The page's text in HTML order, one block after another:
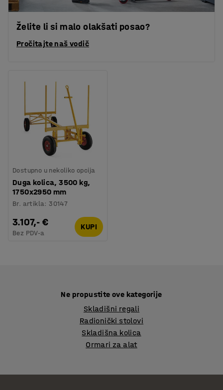
Želite li si malo olakšati posao?
Pročitajte naš vodič
Dostupno u nekoliko opcija
Duga kolica, 3500 kg,
1750x2950 mm
Br. artikla:30147
3.107,- €
Bez PDV-a
KUPI
Ne propustite ove kategorije
Skladišni regali
Radionički stolovi
Skladišna kolica
Ormari za alat